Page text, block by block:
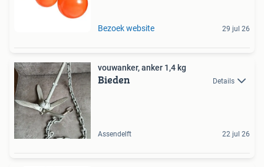
Bezoek website 29 jul 26
vouwanker, anker 1,4 kg
Bieden Details
Assendelft 22 jul 26